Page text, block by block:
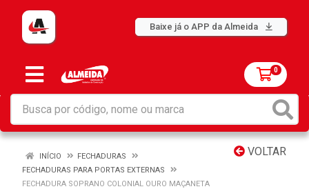
Baixe já o APP da Almeida
0
VOLTAR
INÍCIO
FECHADURAS
FECHADURAS PARA PORTAS EXTERNAS
FECHADURA SOPRANO COLONIAL OURO MAÇANETA